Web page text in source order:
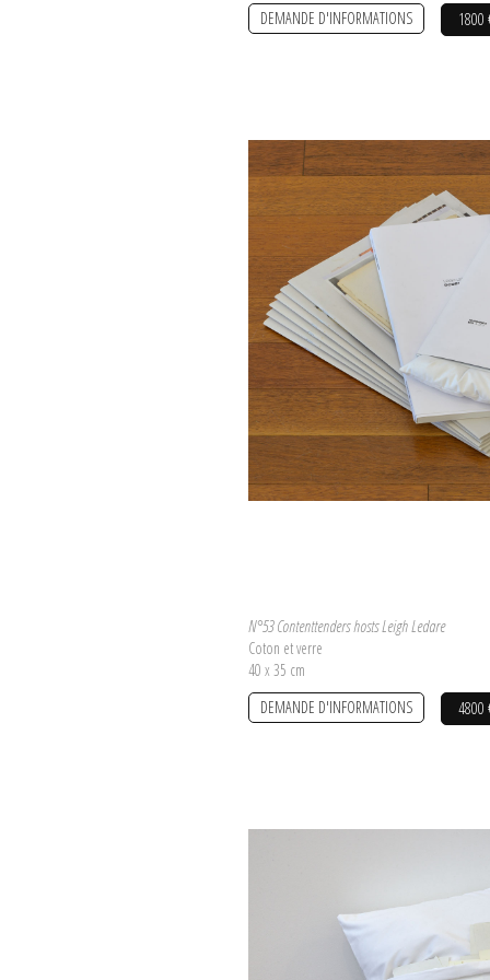
1800
DEMANDE D'INFORMATIONS
N°53 Contenttenders hosts Leigh Ledare
Coton et verre
40 x 35 cm
4800
DEMANDE D'INFORMATIONS